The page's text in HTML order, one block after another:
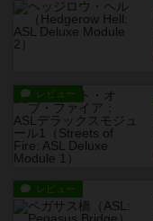
レビュー
レビュー